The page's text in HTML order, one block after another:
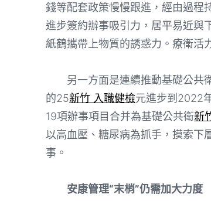
錢等配套政策慢慢跟進，經由過程
進步簽約辦事吸引力，居平易近與
紙鶴攜帶上物質的誘惑力。療衛活
另一方面是連續推動基礎公共衛
的25新竹 入職健檢元進步到2022
19項辦事項目合并為基礎公共衛新
以高血壓、糖尿病為抓手，摸索下
事。
安康管理“末梢”仍需加大力度